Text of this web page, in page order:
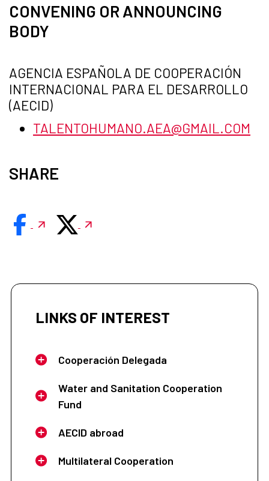
CONVENING OR ANNOUNCING
BODY
AGENCIA ESPAÑOLA DE COOPERACIÓN
INTERNACIONAL PARA EL DESARROLLO
(AECID)
TALENTOHUMANO.AEA@GMAIL.COM
SHARE
LINKS OF INTEREST
Cooperación Delegada
Water and Sanitation Cooperation
Fund
AECID abroad
Multilateral Cooperation